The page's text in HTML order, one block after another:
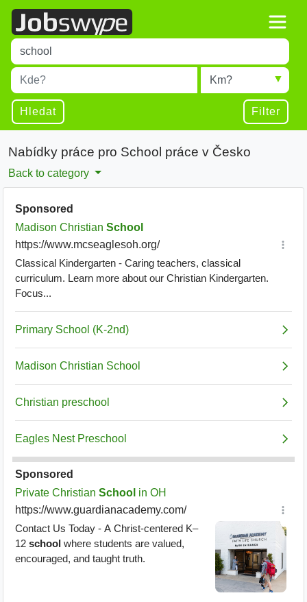
Title
Type 1 or more characters for results.
Místo
Type 1 or more characters for results.
Radius
Hledat Filter
Nabídky práce pro School práce v Česko
Back to category